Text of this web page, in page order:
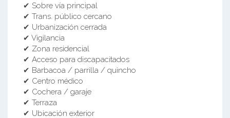
✔ Sobre vía principal
✔ Trans. público cercano
✔ Urbanización cerrada
✔ Vigilancia
✔ Zona residencial
✔ Acceso para discapacitados
✔ Barbacoa / parrilla / quincho
✔ Centro médico
✔ Cochera / garaje
✔ Terraza
✔ Ubicación exterior